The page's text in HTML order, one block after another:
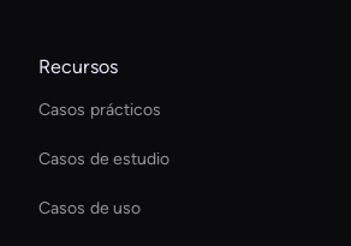
Recursos
Casos prácticos
Casos de estudio
Casos de uso